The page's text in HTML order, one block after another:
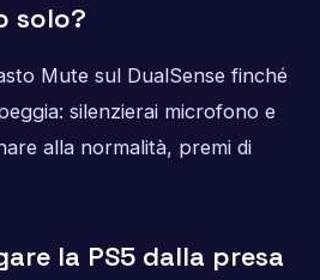
solo?
Mute sul DualSense finché
silenzierai microfono e
alla normalità, premi di
la PS5 dalla presa